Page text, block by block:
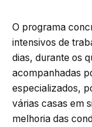
O programa
intensivos de
dias, durante os
acompanhadas
especializados,
várias casas em
melhoria das